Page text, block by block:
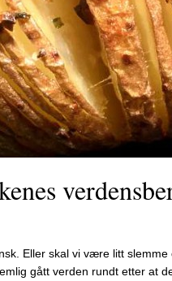
Eller skal vi være litt
gått verden rundt etter at